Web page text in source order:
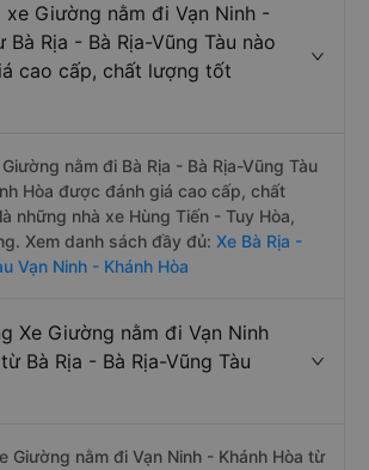
xe Giường nằm đi Vạn Ninh -
Bà Rịa - Bà Rịa-Vũng Tàu nào
cao cấp, chất lượng tốt
nằm đi Bà Rịa - Bà Rịa-Vũng Tàu
Hòa được đánh giá cao cấp, chất
những nhà xe Hùng Tiến - Tuy Hòa,
Xem danh sách đầy đủ: Xe Bà Rịa -
Vạn Ninh - Khánh Hòa
Xe Giường nằm đi Vạn Ninh
Bà Rịa - Bà Rịa-Vũng Tàu
Giường nằm đi Vạn Ninh - Khánh Hòa từ